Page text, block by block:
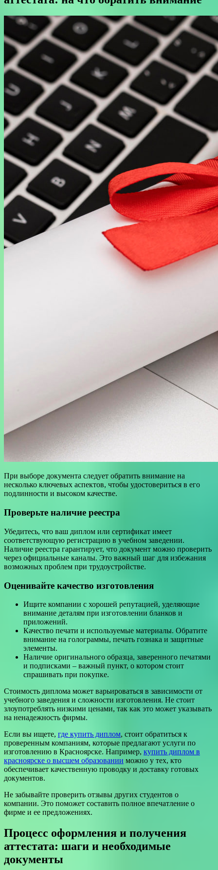
При выборе документа следует обратить внимание на
несколько ключевых аспектов, чтобы удостовериться в его
подлинности и высоком качестве.
Проверьте наличие реестра
Убедитесь, что ваш диплом или сертификат имеет
соответствующую регистрацию в учебном заведении.
Наличие реестра гарантирует, что документ можно проверить
через официальные каналы. Это важный шаг для избежания
возможных проблем при трудоустройстве.
Оценивайте качество изготовления
Ищите компании с хорошей репутацией, уделяющие
внимание деталям при изготовлении бланков и
приложений.
Качество печати и используемые материалы. Обратите
внимание на голограммы, печать гознака и защитные
элементы.
Наличие оригинального образца, заверенного печатями
и подписками – важный пункт, о котором стоит
спрашивать при покупке.
Стоимость диплома может варьироваться в зависимости от
учебного заведения и сложности изготовления. Не стоит
злоупотреблять низкими ценами, так как это может указывать
на ненадежность фирмы.
Если вы ищете, где купить диплом, стоит обратиться к
проверенным компаниям, которые предлагают услуги по
изготовлению в Красноярске. Например, купить диплом в
красноярске о высшем образовании можно у тех, кто
обеспечивает качественную проводку и доставку готовых
документов.
Не забывайте проверить отзывы других студентов о
компании. Это поможет составить полное впечатление о
фирме и ее предложениях.
Процесс оформления и получения
аттестата: шаги и необходимые
документы